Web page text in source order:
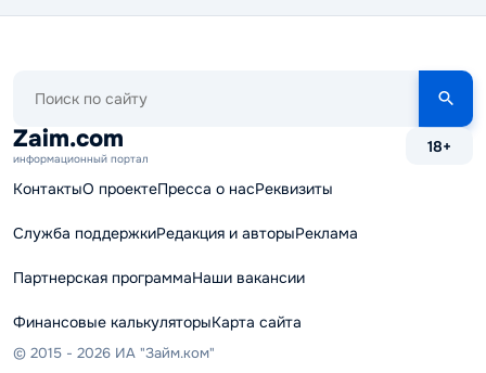
сайту
Zaim.com
информационный портал
18+
КонтактыО проектеПресса о насРеквизиты
Служба поддержкиРедакция и авторыРеклама
Партнерская программаНаши вакансии
Финансовые калькуляторыКарта сайта
© 2015 - 2026 ИА "Займ.ком"